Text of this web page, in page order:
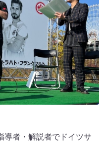
導者・解説者でドイツサ